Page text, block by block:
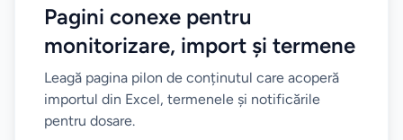
Pagini conexe pentru
monitorizare, import și termene
Leagă pagina pilon de conținutul care acoperă
importul din Excel, termenele și notificările
pentru dosare.